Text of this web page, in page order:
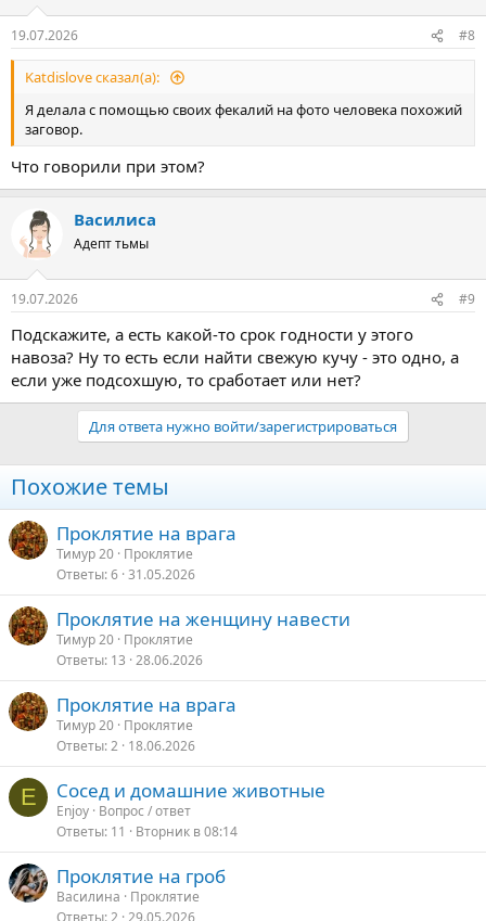
19.07.2026 #8
Katdislove сказал(а):
Я делала с помощью своих фекалий на фото человека похожий
заговор.
Что говорили при этом?
Василиса
Адепт тьмы
19.07.2026 #9
Подскажите, а есть какой-то срок годности у этого
навоза? Ну то есть если найти свежую кучу - это одно, а
если уже подсохшую, то сработает или нет?
Для ответа нужно войти/зарегистрироваться
Похожие темы
Проклятие на врага
Тимур 20 Проклятие
Ответы 6 31.05.2026
Проклятие на женщину навести
Тимур 20 Проклятие
Ответы 13 28.06.2026
Проклятие на врага
Тимур 20 Проклятие
Ответы 2 18.06.2026
E Сосед и домашние животные
Enjoy Вопрос / ответ
Ответы 11 Вторник в 08:14
Проклятие на гроб
Василина
Проклятие
Ответы 2 29.05.2026